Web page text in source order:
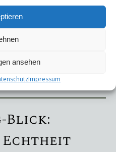
ansehen
Impressum
wollen, abernicht
sichtbar bleiben
findest Duhier
Blick:
Echtheit